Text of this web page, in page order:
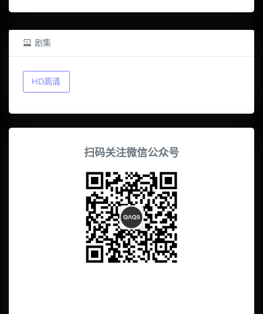
剧集
HD高清
扫码关注微信公众号